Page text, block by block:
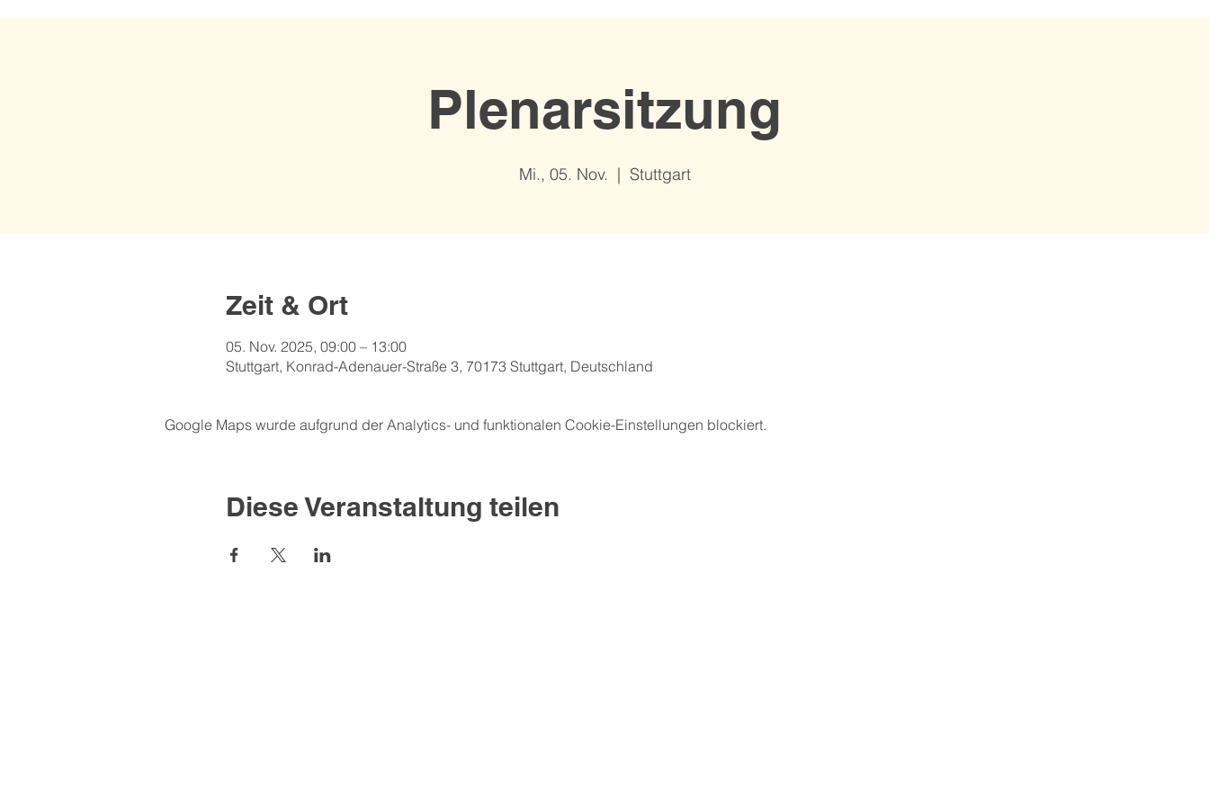
Plenarsitzung
Mi., 05. Nov.
  |
Stuttgart
Zeit & Ort
05. Nov. 2025, 09:00 – 13:00
Stuttgart, Konrad-Adenauer-Straße 3, 70173 Stuttgart, Deutschland
Google Maps wurde aufgrund der Analytics- und funktionalen Cookie-Einstellungen blockiert.
Diese Veranstaltung teilen